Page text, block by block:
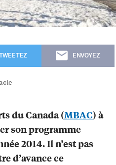
ENVOYEZ
du Canada (MBAC) à
son programme
2014. Il n’est pas
d’avance ce